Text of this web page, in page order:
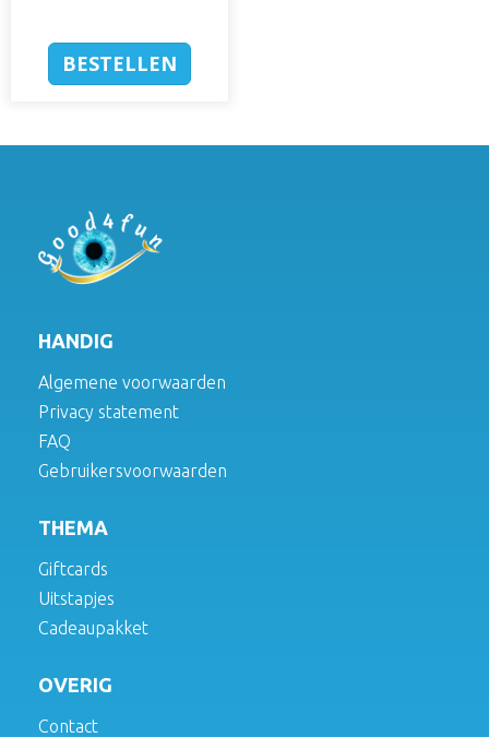
BESTELLEN
HANDIG
Algemene voorwaarden
Privacy statement
FAQ
Gebruikersvoorwaarden
THEMA
Giftcards
Uitstapjes
Cadeaupakket
OVERIG
Contact